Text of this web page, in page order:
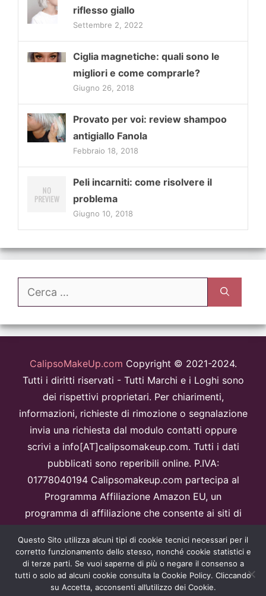
riflesso giallo
Settembre 2, 2022
Ciglia magnetiche: quali sono le
migliori e come comprarle?
Giugno 26, 2018
Provato per voi: review shampoo
antigiallo Fanola
Febbraio 18, 2018
Peli incarniti: come risolvere il
problema
Giugno 10, 2018
Ricerca
CalipsoMakeUp.com Copyright © 2021-2024.
Tutti i diritti riservati - Tutti Marchi e i Loghi sono
dei rispettivi proprietari. Per chiarimenti,
informazioni, richieste di rimozione o segnalazione
invia una richiesta dal modulo contatti oppure
scrivi a info[AT]calipsomakeup.com. Tutti i dati
pubblicati sono reperibili online. P.IVA:
01778040194 Calipsomakeup.com partecipa al
Programma Affiliazione Amazon EU, un
programma di affiliazione che consente ai siti di
pubblicizzando e fornendo link al sitoAmazon.it.
Disclaimer
Questo sito è protetto da reCAPTCHA e GooglePrivacy Policye
Questo Sito utilizza alcuni tipi di cookie tecnici necessari per il
corretto funzionamento dello stesso, nonché cookie statistici e
di terze parti. Se vuoi saperne di più o negare il consenso a
tutti o solo ad alcuni cookie consulta la Cookie Policy. Cliccando
su Accetta, acconsenti all’utilizzo dei Cookie.